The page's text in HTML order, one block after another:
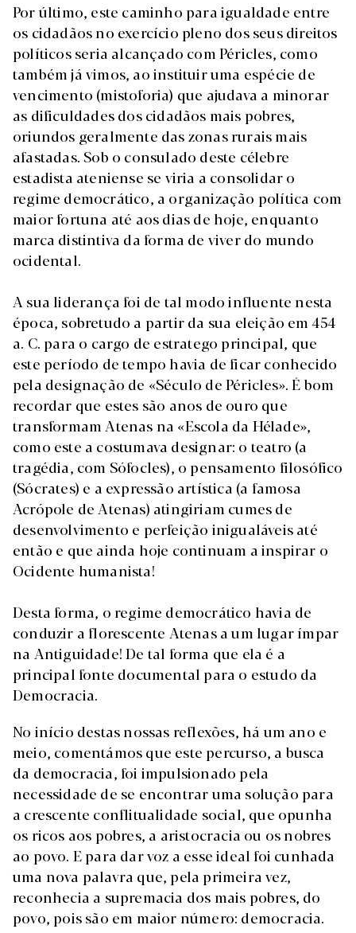
Por último, este caminho para igualdade entre
os cidadãos no exercício pleno dos seus direitos
políticos seria alcançado com Péricles, como
também já vimos, ao instituir uma espécie de
vencimento (mistoforia) que ajudava a minorar
as dificuldades dos cidadãos mais pobres,
oriundos geralmente das zonas rurais mais
afastadas. Sob o consulado deste célebre
estadista ateniense se viria a consolidar o
regime democrático, a organização política com
maior fortuna até aos dias de hoje, enquanto
marca distintiva da forma de viver do mundo
ocidental.
A sua liderança foi de tal modo influente nesta
época, sobretudo a partir da sua eleição em 454
a. C. para o cargo de estratego principal, que
este período de tempo havia de ficar conhecido
pela designação de «Século de Péricles». É bom
recordar que estes são anos de ouro que
transformam Atenas na «Escola da Hélade»,
como este a costumava designar: o teatro (a
tragédia, com Sófocles), o pensamento filosófico
(Sócrates) e a expressão artística (a famosa
Acrópole de Atenas) atingiriam cumes de
desenvolvimento e perfeição inigualáveis até
então e que ainda hoje continuam a inspirar o
Ocidente humanista!
Desta forma, o regime democrático havia de
conduzir a florescente Atenas a um lugar ímpar
na Antiguidade! De tal forma que ela é a
principal fonte documental para o estudo da
Democracia.
No início destas nossas reflexões, há um ano e
meio, comentámos que este percurso, a busca
da democracia, foi impulsionado pela
necessidade de se encontrar uma solução para
a crescente conflitualidade social, que opunha
os ricos aos pobres, a aristocracia ou os nobres
ao povo. E para dar voz a esse ideal foi cunhada
uma nova palavra que, pela primeira vez,
reconhecia a supremacia dos mais pobres, do
povo, pois são em maior número: democracia.